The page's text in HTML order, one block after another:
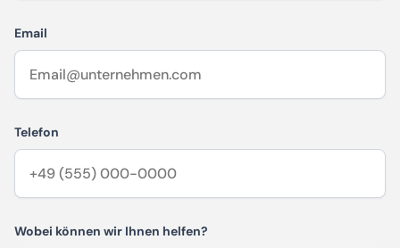
Email
Telefon
Wobei können wir Ihnen helfen?